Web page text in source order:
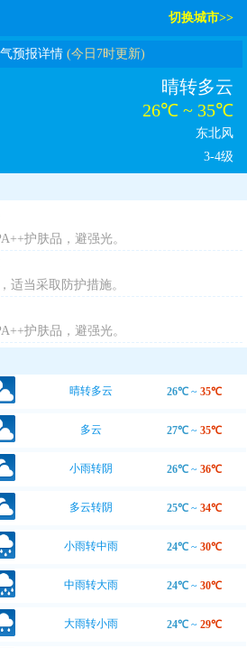
切换城市>>
预报详情(今日7时更新)
晴转多云
26℃ ~ 35℃
东北风
3-4级
护肤品，避强光。
适当采取防护措施。
护肤品，避强光。
晴转多云 26℃ ~ 35℃
多云 27℃ ~ 35℃
小雨转阴 26℃ ~ 36℃
多云转阴 25℃ ~ 34℃
小雨转中雨 24℃ ~ 30℃
中雨转大雨 24℃ ~ 30℃
大雨转小雨 24℃ ~ 29℃